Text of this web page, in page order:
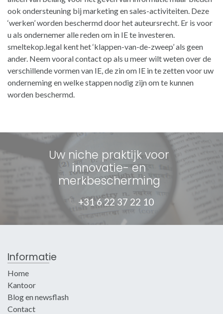
ook ondersteuning bij marketing en sales-activiteiten. Deze
‘werken’ worden beschermd door het auteursrecht. Er is voor
u als ondernemer alle reden om in IE te investeren.
smeltekop.legal kent het ‘klappen-van-de-zweep’ als geen
ander. Neem vooral contact op als u meer wilt weten over de
verschillende vormen van IE, de zin om IE in te zetten voor uw
onderneming en welke stappen nodig zijn om te kunnen
worden beschermd.
Uw niche praktijk voor
innovatie- en
merkbescherming
+31 6 22 37 22 10
Informatie
Home
Kantoor
Blog en newsflash
Contact